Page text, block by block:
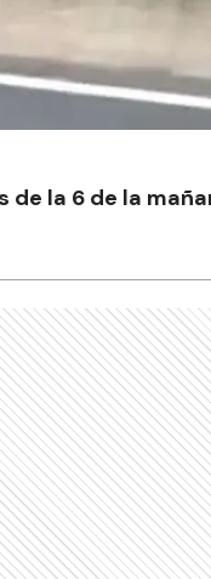
de la 6 de la